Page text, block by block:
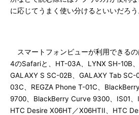
に応じてうまく使い分けるといいだろう
スマートフォンビューが利用できる
4のSafariと、HT-03A、LYNX SH-10B、
GALAXY S SC-02B、GALAXY Tab SC-
03C、REGZA Phone T-01C、
9700、BlackBerry Curve 9300、IS01、
HTC Desire X06HT／X06HTII、HTC